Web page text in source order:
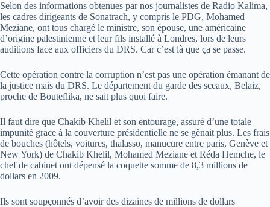
Selon des informations obtenues par nos journalistes de Radio Kalima,
les cadres dirigeants de Sonatrach, y compris le PDG, Mohamed
Meziane, ont tous chargé le ministre, son épouse, une américaine
d’origine palestinienne et leur fils installé à Londres, lors de leurs
auditions face aux officiers du DRS. Car c’est là que ça se passe.
Cette opération contre la corruption n’est pas une opération émanant de
la justice mais du DRS. Le département du garde des sceaux, Belaiz,
proche de Bouteflika, ne sait plus quoi faire.
Il faut dire que Chakib Khelil et son entourage, assuré d’une totale
impunité grace à la couverture présidentielle ne se gênait plus. Les frais
de bouches (hôtels, voitures, thalasso, manucure entre paris, Genève et
New York) de Chakib Khelil, Mohamed Meziane et Réda Hemche, le
chef de cabinet ont dépensé la coquette somme de 8,3 millions de
dollars en 2009.
Ils sont soupçonnés d’avoir des dizaines de millions de dollars